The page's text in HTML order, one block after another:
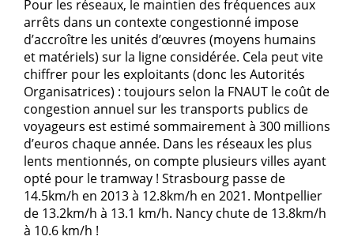
Pour les réseaux, le maintien des fréquences aux
arrêts dans un contexte congestionné impose
d’accroître les unités d’œuvres (moyens humains
et matériels) sur la ligne considérée. Cela peut vite
chiffrer pour les exploitants (donc les Autorités
Organisatrices) : toujours selon la FNAUT le coût de
congestion annuel sur les transports publics de
voyageurs est estimé sommairement à 300 millions
d’euros chaque année. Dans les réseaux les plus
lents mentionnés, on compte plusieurs villes ayant
opté pour le tramway ! Strasbourg passe de
14.5km/h en 2013 à 12.8km/h en 2021. Montpellier
de 13.2km/h à 13.1 km/h. Nancy chute de 13.8km/h
à 10.6 km/h !